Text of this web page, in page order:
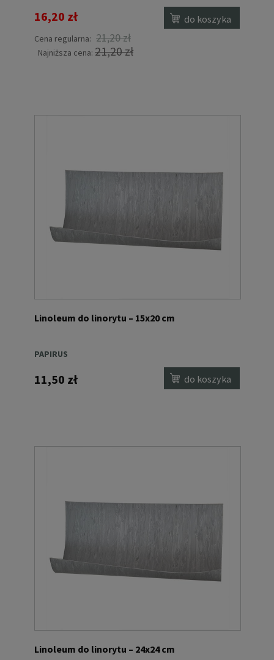
16,20 zł
Cena regularna: 21,20 zł
Najniższa cena: 21,20 zł
do koszyka
Linoleum do linorytu – 15x20 cm
PAPIRUS
11,50 zł do koszyka
Linoleum do linorytu – 24x24 cm